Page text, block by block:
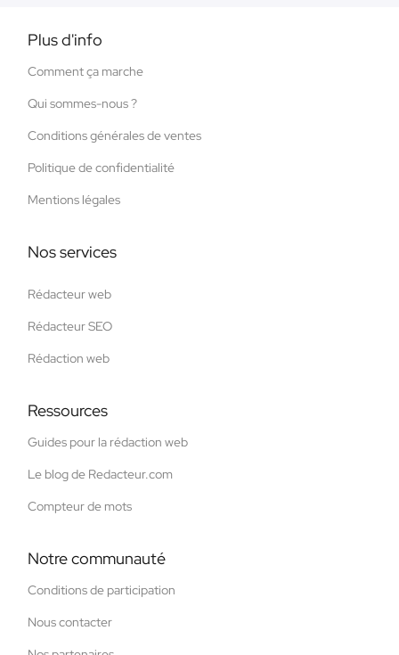
Plus d'info
Comment ça marche
Qui sommes-nous ?
Conditions générales de ventes
Politique de confidentialité
Mentions légales
Nos services
Rédacteur web
Rédacteur SEO
Rédaction web
Ressources
Guides pour la rédaction web
Le blog de Redacteur.com
Compteur de mots
Notre communauté
Conditions de participation
Nous contacter